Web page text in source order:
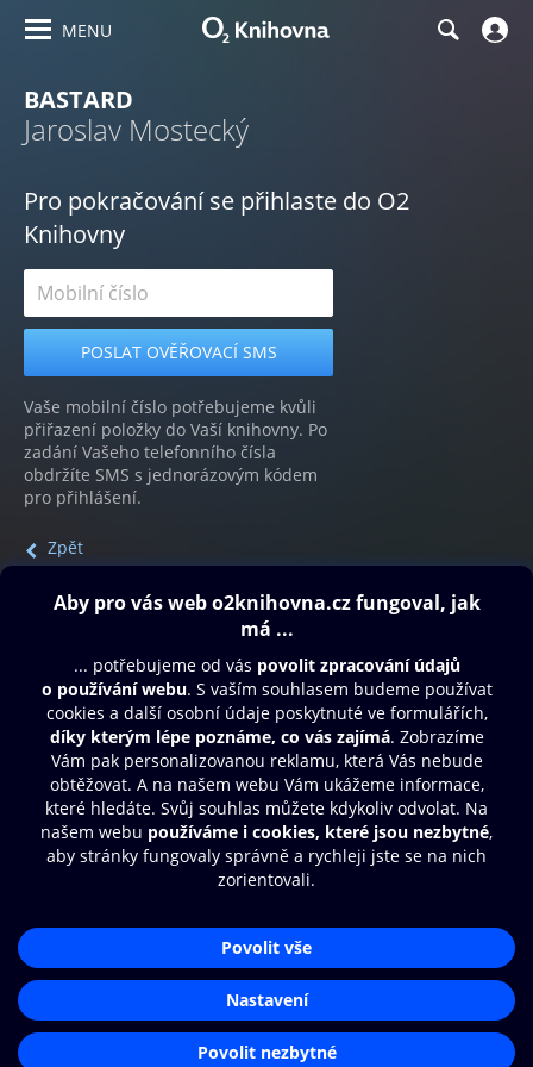
MENU
BASTARD
Jaroslav Mostecký
Pro pokračování se přihlaste do O2
Knihovny
Vaše mobilní číslo potřebujeme kvůli
přiřazení položky do Vaší knihovny. Po
zadání Vašeho telefonního čísla
obdržíte SMS s jednorázovým kódem
pro přihlášení.
Zpět
Obsah ke stažení
Moje O2 Knihovna
Další zábava
© O2 Czech Republic a.s.
Přístupnost
Zásady zpracování osobních údajů
Nastavení cookies
Aplikace O2 Knihovna
Čti a poslouchej své e-knihy a
audioknihy rychleji a pohodlněji.